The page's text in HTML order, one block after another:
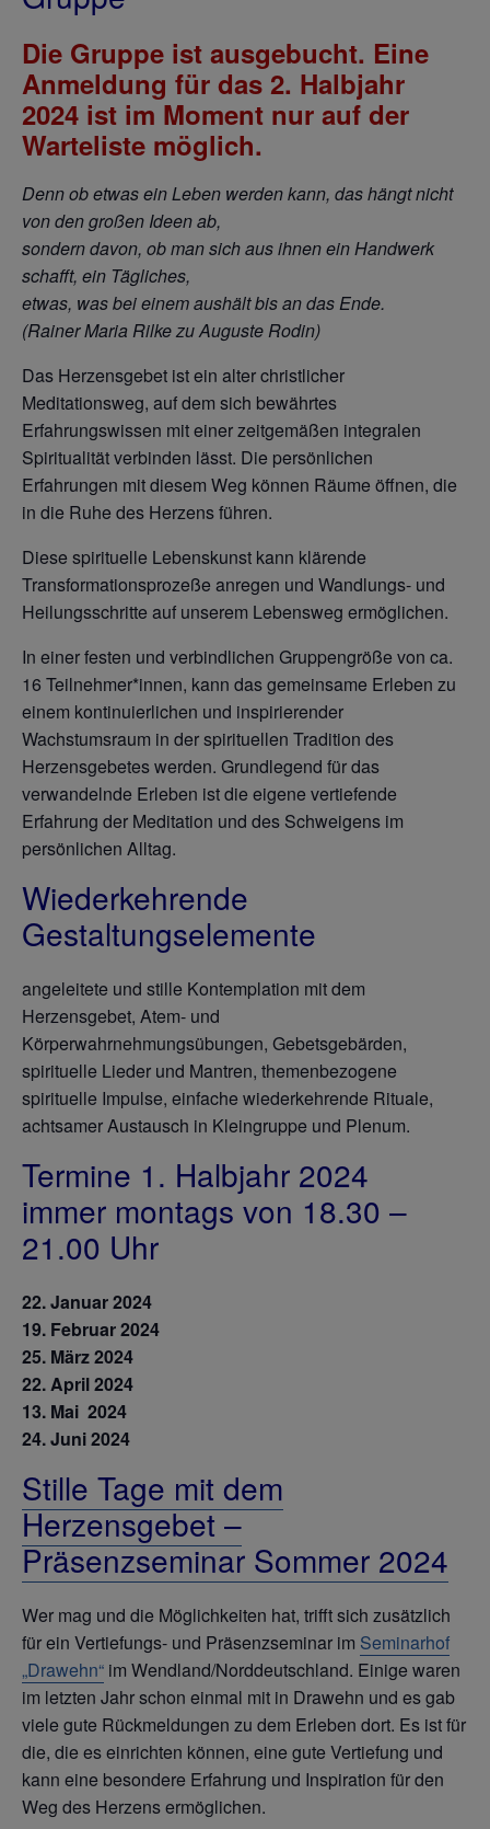
Die Gruppe ist ausgebucht. Eine
Anmeldung für das 2. Halbjahr
2024 ist im Moment nur auf der
Warteliste möglich.
Denn ob etwas ein Leben werden kann, das hängt nicht
von den großen Ideen ab,
sondern davon, ob man sich aus ihnen ein Handwerk
schafft, ein Tägliches,
etwas, was bei einemaushält bis an das Ende.
(Rainer Maria Rilke zu Auguste Rodin)
Das Herzensgebet ist ein alter christlicher
Meditationsweg, auf dem sich bewährtes
Erfahrungswissen mit einer zeitgemäßen integralen
Spiritualität verbinden lässt. Die persönlichen
Erfahrungen mit diesem Weg können Räume öffnen, die
in die Ruhe des Herzens führen.
Diese spirituelle Lebenskunst kann klärende
Transformationsprozeße anregen und Wandlungs- und
Heilungsschritte auf unserem Lebensweg ermöglichen.
In einer festen und verbindlichen Gruppengröße von ca.
16 Teilnehmer*innen, kann das gemeinsame Erleben zu
einem kontinuierlichen und inspirierender
Wachstumsraum in der spirituellen Tradition des
Herzensgebetes werden. Grundlegend für das
verwandelnde Erleben ist die eigene vertiefende
Erfahrung der Meditation und des Schweigens im
persönlichen Alltag.
Wiederkehrende
Gestaltungselemente
angeleitete und stille Kontemplation mit dem
Herzensgebet, Atem- und
Körperwahrnehmungsübungen, Gebetsgebärden,
spirituelle Lieder und Mantren, themenbezogene
spirituelle Impulse, einfache wiederkehrende Rituale,
achtsamer Austausch in Kleingruppe und Plenum.
Termine 1. Halbjahr 2024
immer montags von 18.30 –
21.00 Uhr
22. Januar 2024
19. Februar 2024
25. März 2024
22. April 2024
13. Mai 2024
24. Juni 2024
Stille Tage mit dem
Herzensgebet –
Präsenzseminar Sommer 2024
Wer mag und die Möglichkeiten hat, trifft sich zusätzlich
für ein Vertiefungs- und Präsenzseminar im Seminarhof
„Drawehn“ im Wendland/Norddeutschland. Einige waren
im letzten Jahr schon einmal mit in Drawehn und es gab
viele gute Rückmeldungen zu dem Erleben dort. Es ist für
die, die es einrichten können, eine gute Vertiefung und
kann eine besondere Erfahrung und Inspiration für den
Weg des Herzens ermöglichen.